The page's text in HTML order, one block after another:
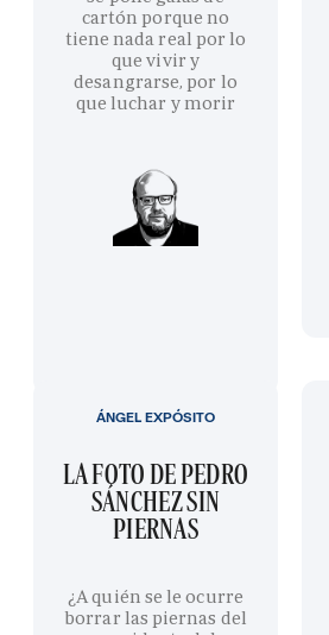
cartón porque no
tiene nada real por lo
que vivir y
desangrarse, por lo
que luchar y morir
LA FOTO DE PEDRO
SÁNCHEZ SIN
PIERNAS
¿A quién se le ocurre
borrar las piernas del
ÁNGEL EXPÓSITO